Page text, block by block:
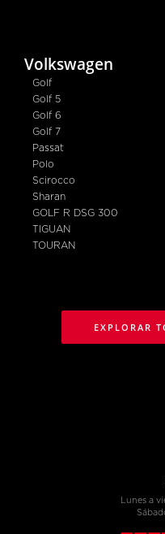
Volkswagen
Golf
Golf 5
Golf 6
Golf 7
Passat
Polo
Scirocco
Sharan
GOLF R DSG 300
TIGUAN
TOURAN
EXPLORAR
Lunes a